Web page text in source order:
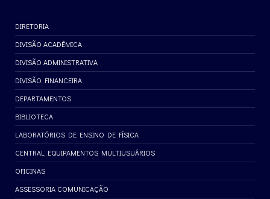
DIRETORIA
DIVISÃO ACADÊMICA
DIVISÃO ADMINISTRATIVA
DIVISÃO FINANCEIRA
DEPARTAMENTOS
BIBLIOTECA
LABORATÓRIOS DE ENSINO DE FÍSICA
CENTRAL EQUIPAMENTOS MULTIUSUÁRIOS
OFICINAS
ASSESSORIA COMUNICAÇÃO